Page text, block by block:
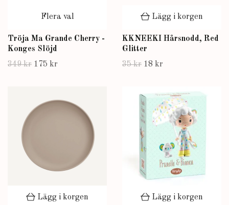
Flera val
Tröja Ma Grande Cherry -
Konges Slöjd
349 kr 175 kr
Lägg i korgen
KKNEEKI Hårsnodd, Red
Glitter
35 kr 18 kr
Lägg i korgen Lägg i korgen